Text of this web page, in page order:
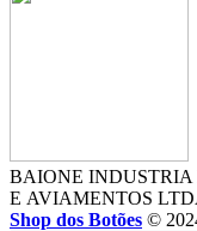
BAIONE INDUSTRIA
E AVIAMENTOS
Shop dos Botões ©